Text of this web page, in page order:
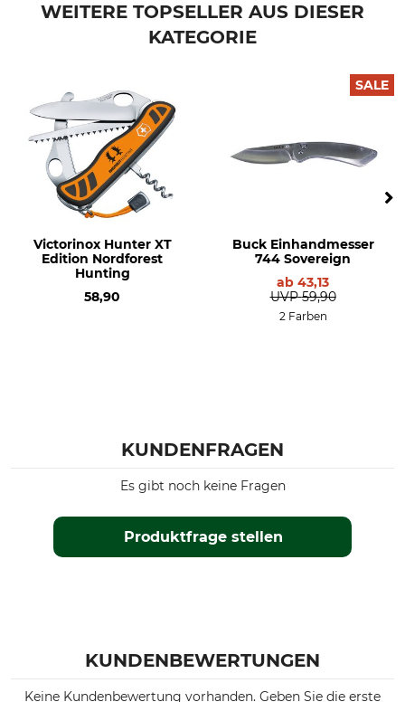
Marke
Produkttyp
Rettungsmesser
Länge
21 cm
Gewicht
WEITERE TOPSELLER AUS DIESER
KATEGORIE
Victorinox Hunter XT
Edition Nordforest
Hunting
58,90
SALE
Buck Einhandmesser
744 Sovereign
ab 43,13
UVP 59,90
2 Farben
KUNDENFRAGEN
Produktfrage stellen
Es gibt noch keine Fragen
KUNDENBEWERTUNGEN
Keine Kundenbewertung vorhanden. Geben Sie die erste